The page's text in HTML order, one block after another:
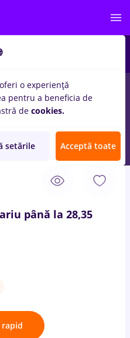
time Student
până la 28,35
rapid
o experiență
pentru a beneficia de
de cookies.
setările Acceptă toate